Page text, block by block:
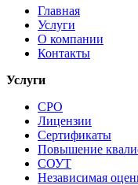
Главная
Услуги
О компании
Контакты
Услуги
СРО
Лицензии
Сертификаты
Повышение
СОУТ
Независимая